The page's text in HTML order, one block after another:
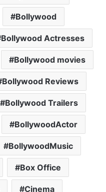
Bollywood
Bollywood Actresses
Bollywood movies
Bollywood Reviews
Bollywood Trailers
BollywoodActor
BollywoodMusic
Box Office
Cinema